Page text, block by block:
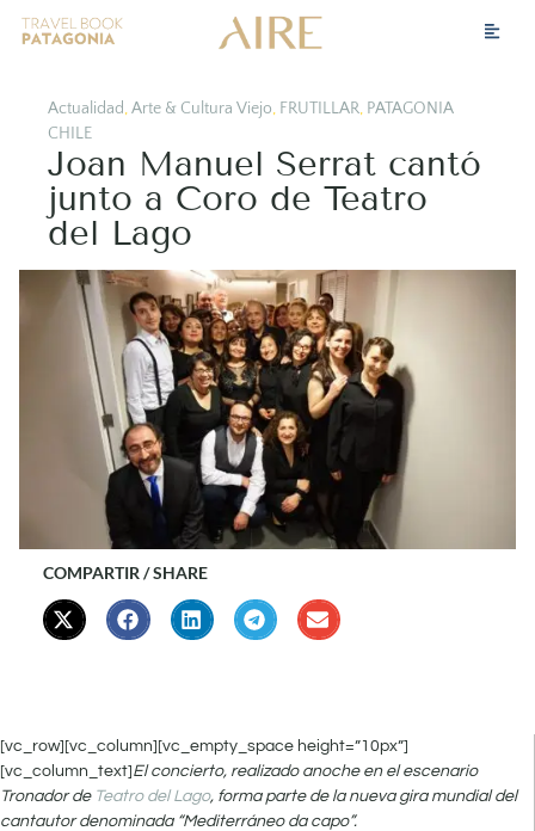
Actualidad,Arte & Cultura Viejo, FRUTILLAR, PATAGONIA
CHILE
Joan Manuel Serrat cantó
junto a Coro de Teatro
del Lago
COMPARTIR / SHARE
[vc_row][vc_column][vc_empty_space height=”10px”]
[vc_column_text] El concierto, realizado anoche en el escenario
Tronador de Teatro del Lago, forma parte de la nueva gira mundial del
cantautor denominada “Mediterráneo da capo”.